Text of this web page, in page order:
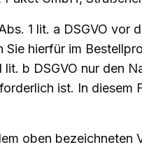
1 lit. a DSGVO vor
hierfür im
b DSGVO nur den
ist. In
oben